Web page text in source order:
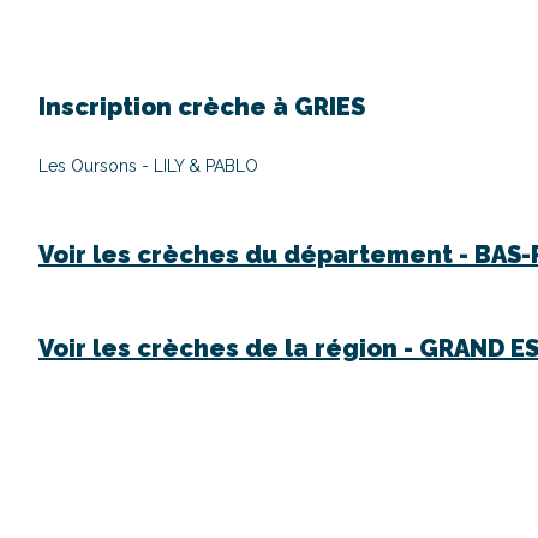
Inscription crèche à GRIES
Les Oursons - LILY & PABLO
Voir les crèches du département - BAS-
Voir les crèches de la région - GRAND